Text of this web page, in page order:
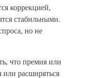
коррекцией,
стабильными.
но не
что премия или
или расширяться